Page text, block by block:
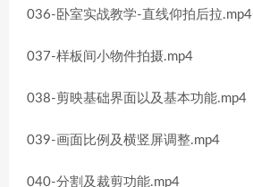
036-卧室实战教学-直线仰拍后拉.mp4
037-样板间小物件拍摄.mp4
038-剪映基础界面以及基本功能.mp4
039-画面比例及横竖屏调整.mp4
040-分割及裁剪功能.mp4